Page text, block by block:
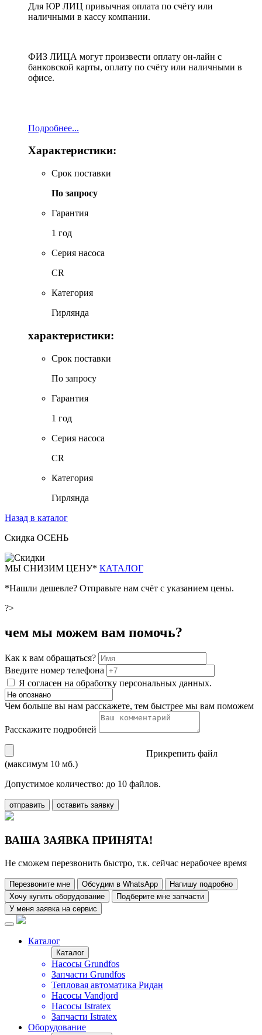
Для ЮР ЛИЦ привычная оплата по счёту или
наличными в кассу компании.
ФИЗ ЛИЦА могут произвести оплату он-лайн с
банковской карты, оплату по счёту или наличными в
офисе.
Подробнее...
Характеристики:
Срок поставки
По запросу
Гарантия
1 год
Серия насоса
CR
Категория
Гирлянда
характеристики:
Срок поставки
По запросу
Гарантия
1 год
Серия насоса
CR
Категория
Гирлянда
Назад в каталог
Скидка ОСЕНЬ
МЫ СНИЗИМ ЦЕНУ* КАТАЛОГ
*Нашли дешевле? Отправьте нам счёт с указанием цены.
?>
чем мы можем вам помочь?
Как к вам обращаться?
Введите номер телефона
Я согласен на обработку персональных данных.
Чем больше вы нам расскажете, тем быстрее мы вам поможем
Расскажите подробней
Прикрепить файл
(максимум 10 мб.)
Допустимое количество: до 10 файлов.
отправить оставить заявку
ВАША ЗАЯВКА ПРИНЯТА!
Не сможем перезвонить быстро, т.к. сейчас нерабочее время
Перезвоните мне Обсудим в WhatsApp
Напишу подробно
Хочу купить оборудование
Подберите мне запчасти
У меня заявка на сервис
Каталог
Каталог
Насосы Grundfos
Запчасти Grundfos
Тепловая автоматика Ридан
Насосы Vandjord
Насосы Istratex
Запчасти Istratex
Оборудование